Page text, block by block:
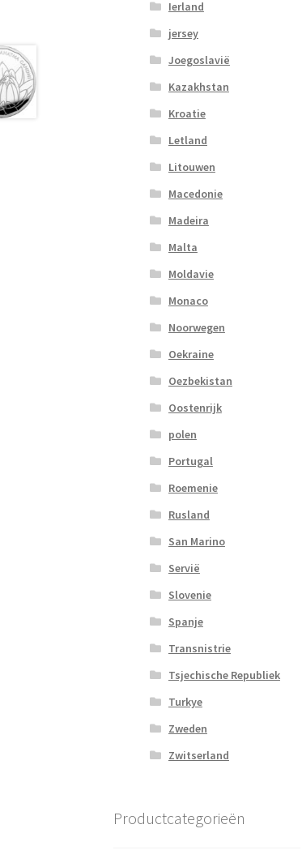
Ierland
jersey
Joegoslavië
Kazakhstan
Kroatie
Letland
Litouwen
Macedonie
Madeira
Malta
Moldavie
Monaco
Noorwegen
Oekraine
Oezbekistan
Oostenrijk
polen
Portugal
Roemenie
Rusland
San Marino
Servië
Slovenie
Spanje
Transnistrie
Tsjechische Republiek
Turkye
Zweden
Zwitserland
Productcategorieën